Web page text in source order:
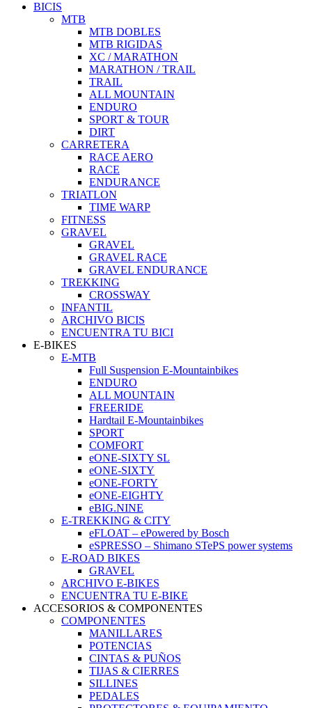
BICIS
MTB
MTB DOBLES
MTB RIGIDAS
XC / MARATHON
MARATHON / TRAIL
TRAIL
ALL MOUNTAIN
ENDURO
SPORT & TOUR
DIRT
CARRETERA
RACE AERO
RACE
ENDURANCE
TRIATLON
TIME WARP
FITNESS
GRAVEL
GRAVEL
GRAVEL RACE
GRAVEL ENDURANCE
TREKKING
CROSSWAY
INFANTIL
ARCHIVO BICIS
ENCUENTRA TU BICI
E-BIKES
E-MTB
Full Suspension E-Mountainbikes
ENDURO
ALL MOUNTAIN
FREERIDE
Hardtail E-Mountainbikes
SPORT
COMFORT
eONE-SIXTY SL
eONE-SIXTY
eONE-FORTY
eONE-EIGHTY
eBIG.NINE
E-TREKKING & CITY
eFLOAT – ePowered by Bosch
eSPRESSO – Shimano STePS power systems
E-ROAD BIKES
GRAVEL
ARCHIVO E-BIKES
ENCUENTRA TU E-BIKE
ACCESORIOS & COMPONENTES
COMPONENTES
MANILLARES
POTENCIAS
CINTAS & PUÑOS
TIJAS & CIERRES
SILLINES
PEDALES